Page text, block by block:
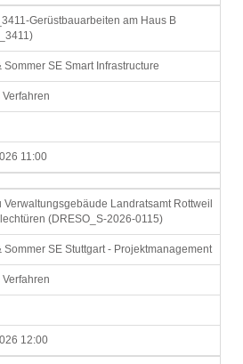
Gerüstbauarbeiten am Haus B
Sommer SE Smart Infrastructure
11:00
Verwaltungsgebäude Landratsamt Rottweil
(DRESO_S-2026-0115)
Sommer SE Stuttgart - Projektmanagement
12:00